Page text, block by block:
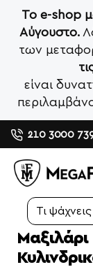
Το e-shop
Αύγουστο.
των
είναι
210 3000
Search...